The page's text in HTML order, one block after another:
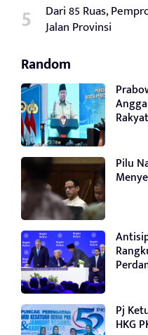
Dari 85 Ruas,
Jalan Provinsi
Random
Pilu
Pj
HKG